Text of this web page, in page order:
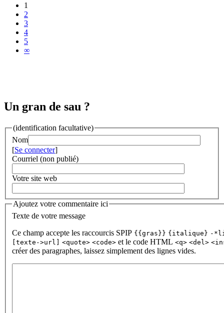
1
2
3
4
5
∞
Un gran de sau ?
(identification facultative)
Nom
[Se connecter]
Courriel (non publié)
Votre site web
Ajoutez votre commentaire ici
Texte de votre message
Ce champ accepte les raccourcis SPIP {{gras}} {italique} -
[texte->url] <quote> <code> et le code HTML <q> <del>
créer des paragraphes, laissez simplement des lignes vides.